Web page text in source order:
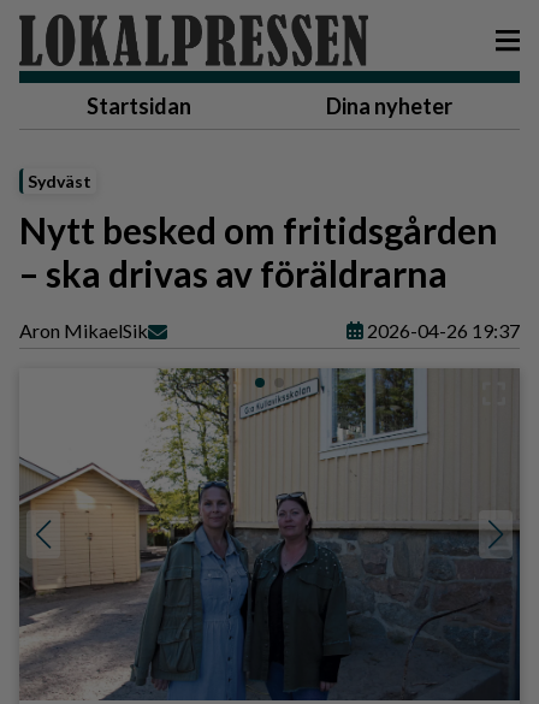
Startsidan Dina nyheter
Sydväst
Nytt besked om fritidsgården
– ska drivas av föräldrarna
Aron MikaelSik 2026-04-26 19:37